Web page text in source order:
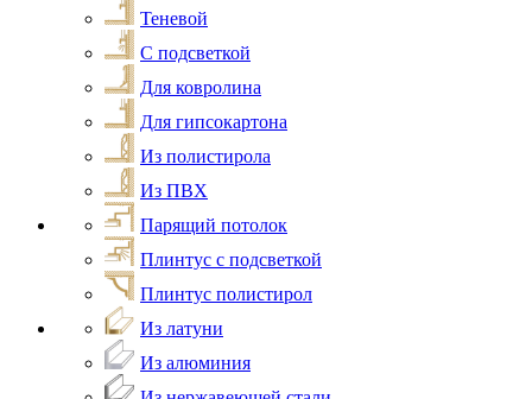
Теневой
С подсветкой
Для ковролина
Для гипсокартона
Из полистирола
Из ПВХ
Парящий потолок
Плинтус с подсветкой
Плинтус полистирол
Из латуни
Из алюминия